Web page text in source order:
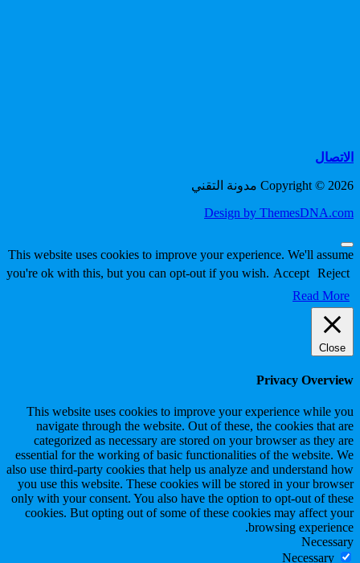
الاتصال
Copyright © 2026 مدونة التقني
Design by ThemesDNA.com
Scroll
to
Top
This website uses cookies to improve your experience. We'll assume
you're ok with this, but you can opt-out if you wish. Accept Reject
Read More
Close
Privacy Overview
This website uses cookies to improve your experience while you
navigate through the website. Out of these, the cookies that are
categorized as necessary are stored on your browser as they are
essential for the working of basic functionalities of the website. We
also use third-party cookies that help us analyze and understand how
you use this website. These cookies will be stored in your browser
only with your consent. You also have the option to opt-out of these
cookies. But opting out of some of these cookies may affect your
browsing experience.
Necessary
Necessary